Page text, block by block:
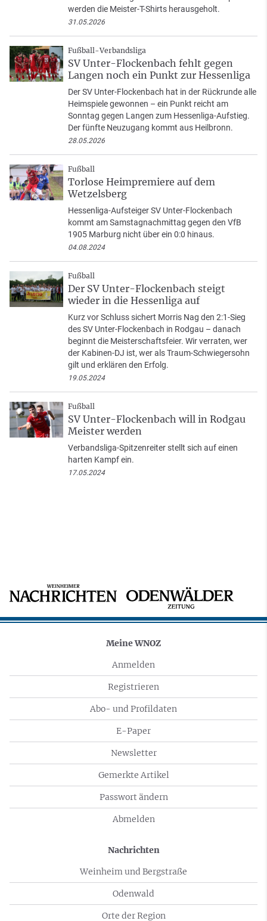
werden die Meister-T-Shirts herausgeholt.
31.05.2026
Fußball-Verbandsliga
SV Unter-Flockenbach fehlt gegen
Langen noch ein Punkt zur Hessenliga
Der SV Unter-Flockenbach hat in der Rückrunde alle
Heimspiele gewonnen – ein Punkt reicht am
Sonntag gegen Langen zum Hessenliga-Aufstieg.
Der fünfte Neuzugang kommt aus Heilbronn.
28.05.2026
Fußball
Torlose Heimpremiere auf dem
Wetzelsberg
Hessenliga-Aufsteiger SV Unter-Flockenbach
kommt am Samstagnachmittag gegen den VfB
1905 Marburg nicht über ein 0:0 hinaus.
04.08.2024
Fußball
Der SV Unter-Flockenbach steigt
wieder in die Hessenliga auf
Kurz vor Schluss sichert Morris Nag den 2:1-Sieg
des SV Unter-Flockenbach in Rodgau – danach
beginnt die Meisterschaftsfeier. Wir verraten, wer
der Kabinen-DJ ist, wer als Traum-Schwiegersohn
gilt und erklären den Erfolg.
19.05.2024
Fußball
SV Unter-Flockenbach will in Rodgau
Meister werden
Verbandsliga-Spitzenreiter stellt sich auf einen
harten Kampf ein.
17.05.2024
Meine WNOZ
Anmelden
Registrieren
Abo- und Profildaten
E-Paper
Newsletter
Gemerkte Artikel
Passwort ändern
Abmelden
Nachrichten
Weinheim und Bergstraße
Odenwald
Orte der Region